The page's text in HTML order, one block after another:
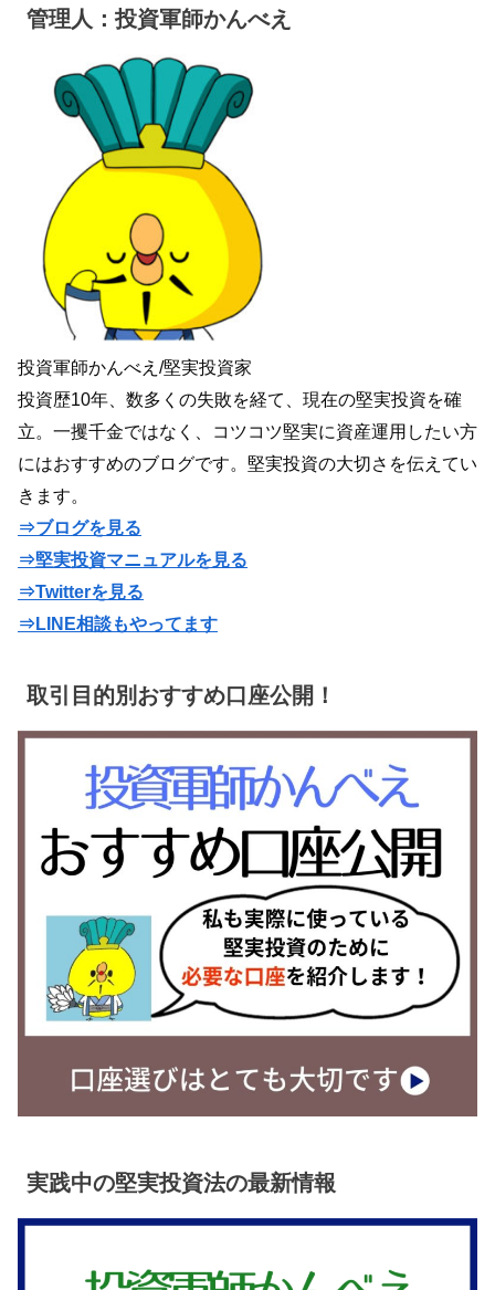
管理人：投資軍師かんべえ
投資軍師かんべえ/堅実投資家
投資歴10年、数多くの失敗を経て、現在の堅実投資を確
立。一攫千金ではなく、コツコツ堅実に資産運用したい方
にはおすすめのブログです。堅実投資の大切さを伝えてい
きます。
⇒ブログを見る
⇒堅実投資マニュアルを見る
⇒Twitterを見る
⇒LINE相談もやってます
取引目的別おすすめ口座公開！
実践中の堅実投資法の最新情報